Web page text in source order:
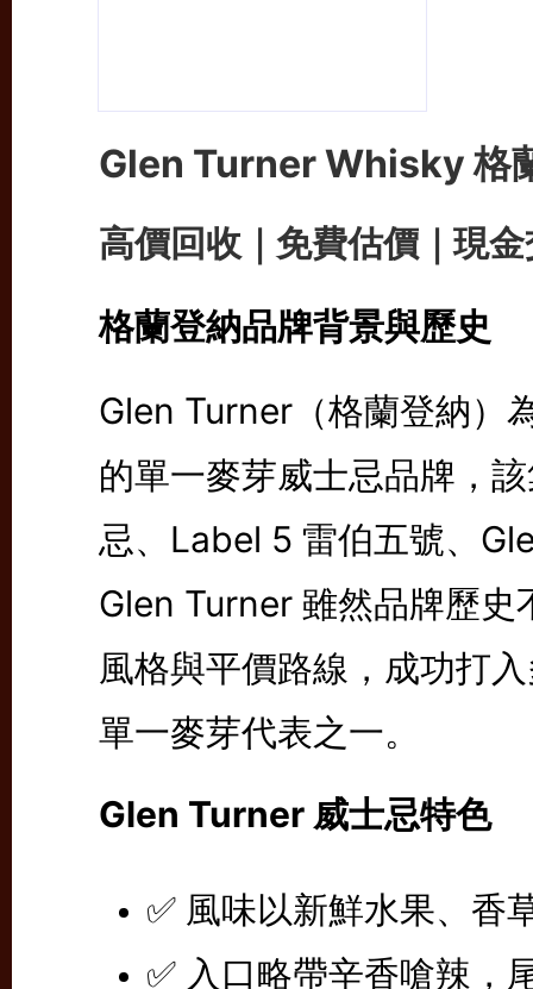
Glen TurnerWhisky 格
高價回收｜免費估價｜現
格蘭登納品牌背景與歷史
Glen Turner（格蘭登納）
的單一麥芽威士忌品牌，
忌、Label 5 雷伯五號、
Glen Turner 雖然品牌歷
風格與平價路線，成功打
單一麥芽代表之一。
Glen Turner 威士忌特色
✅ 風味以新鮮水果、香
✅ 入口略帶辛香嗆辣，